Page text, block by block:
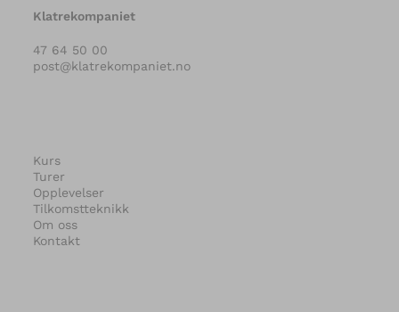
Klatrekompaniet
47 64 50 00
post@klatrekompaniet.no
Kurs
Turer
Opplevelser
Tilkomstteknikk
Om oss
Kontakt